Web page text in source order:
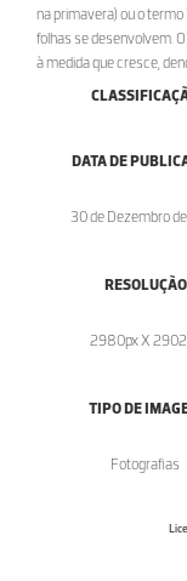
na primavera) ou o
folhas se desenvolvem.
à medida que cresce,
DATA DE
30 de Dezembro
RESOLUÇÃO
2980px X
TIPO DE
Fotografias